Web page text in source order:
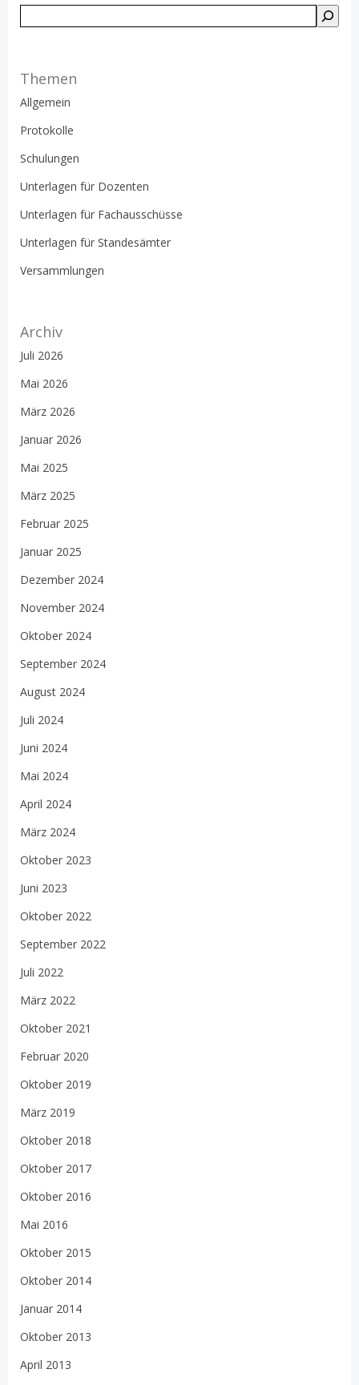
Themen
Allgemein
Protokolle
Schulungen
Unterlagen für Dozenten
Unterlagen für Fachausschüsse
Unterlagen für Standesämter
Versammlungen
Archiv
Juli 2026
Mai 2026
März 2026
Januar 2026
Mai 2025
März 2025
Februar 2025
Januar 2025
Dezember 2024
November 2024
Oktober 2024
September 2024
August 2024
Juli 2024
Juni 2024
Mai 2024
April 2024
März 2024
Oktober 2023
Juni 2023
Oktober 2022
September 2022
Juli 2022
März 2022
Oktober 2021
Februar 2020
Oktober 2019
März 2019
Oktober 2018
Oktober 2017
Oktober 2016
Mai 2016
Oktober 2015
Oktober 2014
Januar 2014
Oktober 2013
April 2013